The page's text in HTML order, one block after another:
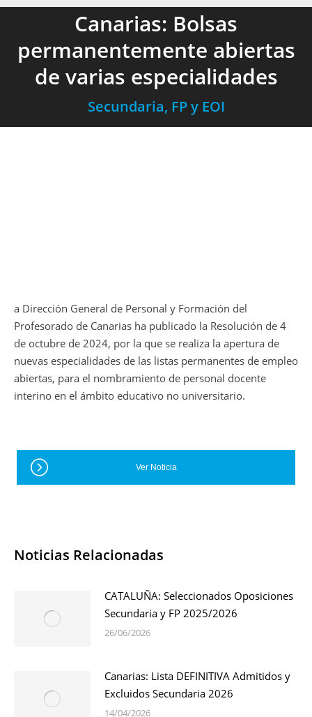
Canarias: Bolsas
permanentemente abiertas
de varias especialidades
Secundaria, FP y EOI
a Dirección General de Personal y Formación del
Profesorado de Canarias ha publicado la Resolución de 4
de octubre de 2024, por la que se realiza la apertura de
nuevas especialidades de las listas permanentes de empleo
abiertas, para el nombramiento de personal docente
interino en el ámbito educativo no universitario.
Ver Noticia
Noticias Relacionadas
CATALUÑA: Seleccionados Oposiciones
Secundaria y FP 2025/2026
26/06/2026
Canarias: Lista DEFINITIVA Admitidos y
Excluidos Secundaria 2026
14/04/2026